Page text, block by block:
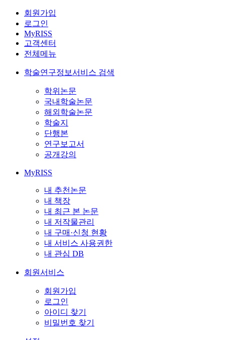
회원가입
로그인
MyRISS
고객센터
전체메뉴
학술연구정보서비스 검색
학위논문
국내학술논문
해외학술논문
학술지
단행본
연구보고서
공개강의
MyRISS
내 추천논문
내 책장
내 최근 본 논문
내 저작물관리
내 구매·신청 현황
내 서비스 사용권한
내 관심 DB
회원서비스
회원가입
로그인
아이디 찾기
비밀번호 찾기